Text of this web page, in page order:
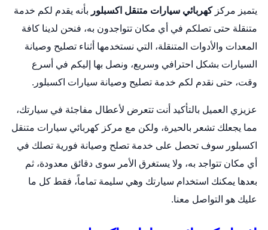
يتميز مركزكهربائي سيارات متنقل اكسبلور بأنه يقدم لكم خدمة
متنقلة حتى تصلكم في أي مكان تتواجدون به، فنحن لدينا كافة
المعدات والأدوات المتنقلة، التي نستخدمها أثناء تصليح وصيانة
السيارات بشكل احترافي وسريع، ونصل بها إليكم في أسرع
وقت، حتى نقدم لكم خدمة تصليح وصيانة سيارات اكسبلور.
عزيزي العميل بالتأكيد أنت تتعرض لأعطال مفاجئة في سيارتك،
مما يجعلك تشعر بالحيرة، ولكن مع مركز كهربائي سيارات متنقل
اكسبلور سوف تحصل على خدمة تصلح وصيانة فورية تصلك في
أي مكان تتواجد به، ولا يستغرق الأمر سوى دقائق معدودة، ثم
بعدها يمكنك استخدام سيارتك وهي سليمة تماماً، فقط كل ما
عليك هو التواصل معنا.